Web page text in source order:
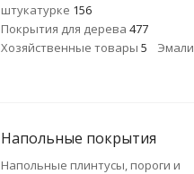
штукатурке 156
Покрытия для дерева 477
Хозяйственные товары 5 Эмали
Напольные покрытия
Напольные плинтусы, пороги и